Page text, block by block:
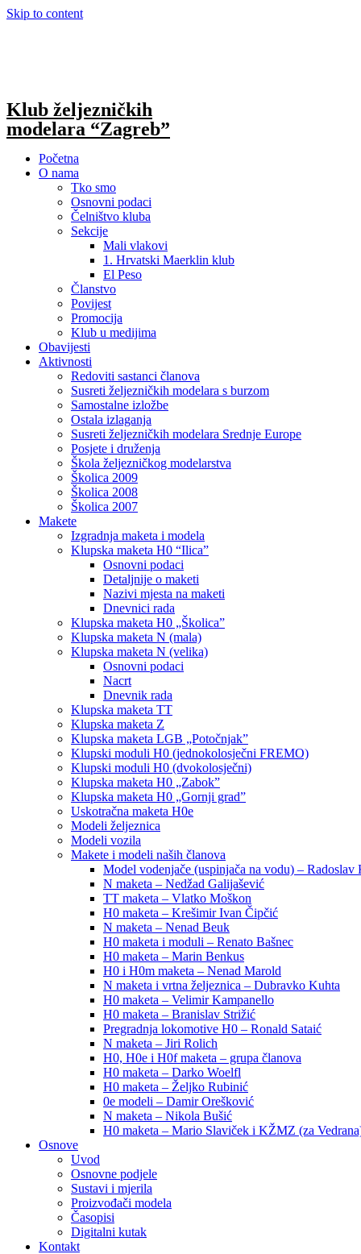
Skip to content
Klub željezničkih
modelara “Zagreb”
Početna
O nama
Tko smo
Osnovni podaci
Čelništvo kluba
Sekcije
Mali vlakovi
1. Hrvatski Maerklin klub
El Peso
Članstvo
Povijest
Promocija
Klub u medijima
Obavijesti
Aktivnosti
Redoviti sastanci članova
Susreti željezničkih modelara s burzom
Samostalne izložbe
Ostala izlaganja
Susreti željezničkih modelara Srednje Europe
Posjete i druženja
Škola željezničkog modelarstva
Školica 2009
Školica 2008
Školica 2007
Makete
Izgradnja maketa i modela
Klupska maketa H0 “Ilica”
Osnovni podaci
Detaljnije o maketi
Nazivi mjesta na maketi
Dnevnici rada
Klupska maketa H0 „Školica”
Klupska maketa N (mala)
Klupska maketa N (velika)
Osnovni podaci
Nacrt
Dnevnik rada
Klupska maketa TT
Klupska maketa Z
Klupska maketa LGB „Potočnjak”
Klupski moduli H0 (jednokolosječni FREMO)
Klupski moduli H0 (dvokolosječni)
Klupska maketa H0 „Zabok”
Klupska maketa H0 „Gornji grad”
Uskotračna maketa H0e
Modeli željeznica
Modeli vozila
Makete i modeli naših članova
Model vodenjače (uspinjača na vodu) – Radoslav
N maketa – Nedžad Galijašević
TT maketa – Vlatko Moškon
H0 maketa – Krešimir Ivan Čipčić
N maketa – Nenad Beuk
H0 maketa i moduli – Renato Bašnec
H0 maketa – Marin Benkus
H0 i H0m maketa – Nenad Marold
N maketa i vrtna željeznica – Dubravko Kuhta
H0 maketa – Velimir Kampanello
H0 maketa – Branislav Strižić
Pregradnja lokomotive H0 – Ronald Sataić
N maketa – Jiri Rolich
H0, H0e i H0f maketa – grupa članova
H0 maketa – Darko Woelfl
H0 maketa – Željko Rubinić
0e modeli – Damir Orešković
N maketa – Nikola Bušić
H0 maketa – Mario Slaviček i KŽMZ (za
Osnove
Uvod
Osnovne podjele
Sustavi i mjerila
Proizvođači modela
Časopisi
Digitalni kutak
Kontakt